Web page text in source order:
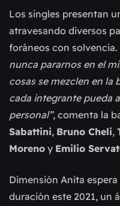
Los singles presentan
atravesando diversos
foráneos con solvencia.
nunca pararnos en el
cosas se mezclen en la
cada integrante pueda
personal”, comenta la
Sabattini, Bruno Cheli,
Moreno y Emilio
Dimensión Anita
duración este 2021, un